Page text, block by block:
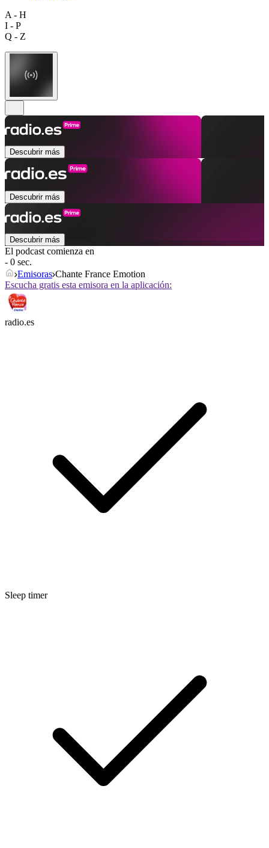
A - H
I - P
Q - Z
Descubrir más
Descubrir más
Descubrir más
El podcast comienza en
- 0 sec.
Emisoras Chante France Emotion
Escucha gratis esta emisora en la aplicación:
radio.es
Sleep timer